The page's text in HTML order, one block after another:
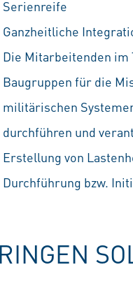
Serienreife
Ganzheitliche
Die Mitarbeitenden im
Baugruppen für die
militärischen
durchführen und
Erstellung von
Durchführung bzw.